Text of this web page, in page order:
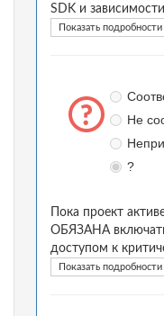
SDK и
Показать подробности
Не
?
Пока проект
ОБЯЗАНА
доступом к
Показать подробности